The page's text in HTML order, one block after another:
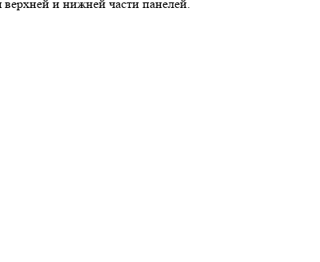
и нижней части панелей.